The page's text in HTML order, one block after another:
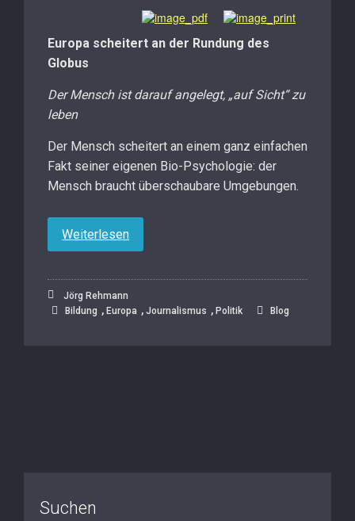
Europa scheitert an der Rundung des
Globus
Der Mensch ist darauf angelegt, „auf Sicht“ zu
leben
Der Mensch scheitert an einem ganz einfachen
Fakt seiner eigenen Bio-Psychologie: der
Mensch braucht überschaubare Umgebungen.
Weiterlesen
Jörg Rehmann
Bildung , Europa , Journalismus , Politik Blog
Suchen